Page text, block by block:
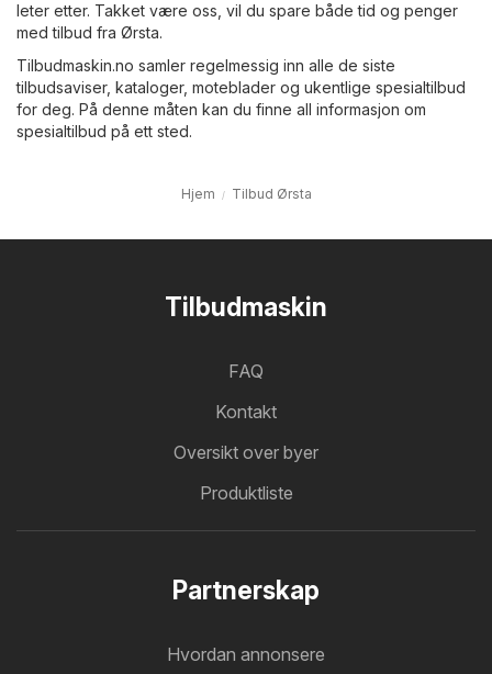
leter etter. Takket være oss, vil du spare både tid og penger
med tilbud fra Ørsta.
Tilbudmaskin.no samler regelmessig inn alle de siste
tilbudsaviser, kataloger, moteblader og ukentlige spesialtilbud
for deg. På denne måten kan du finne all informasjon om
spesialtilbud på ett sted.
Hjem Tilbud Ørsta
Tilbudmaskin
FAQ
Kontakt
Oversikt over byer
Produktliste
Partnerskap
Hvordan annonsere